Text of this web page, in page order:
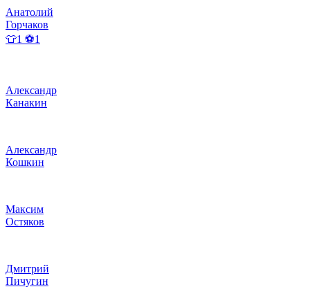
Анатолий
Горчаков
👕1 ⚽1
Александр
Канакин
Александр
Кошкин
Максим
Остяков
Дмитрий
Пичугин